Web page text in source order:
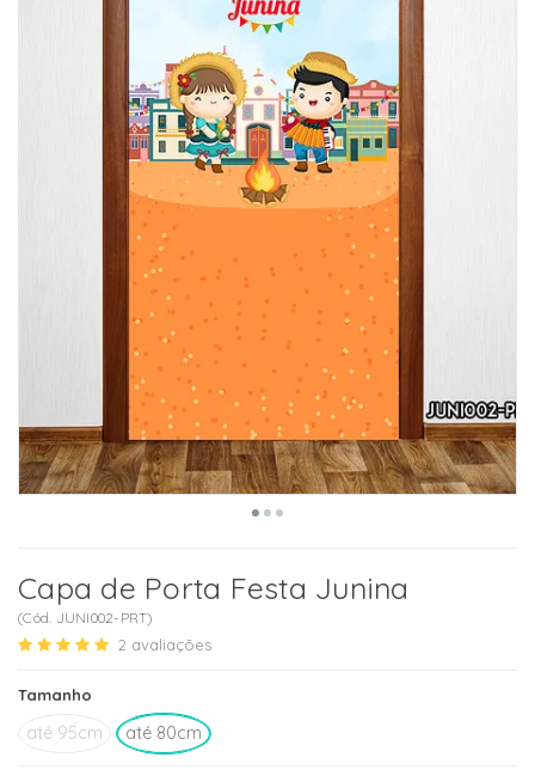
Capa de Porta Festa Junina
(Cód. JUNI002-PRT)
2 avaliações
Tamanho
até 95cm até 80cm